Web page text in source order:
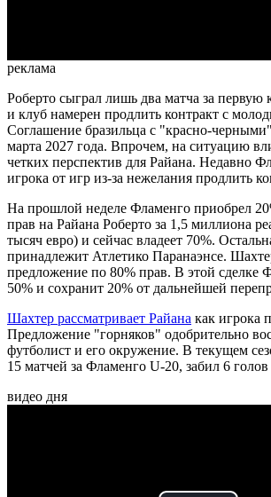
реклама
Роберто сыграл лишь два матча за первую
и клуб намерен продлить контракт с
Соглашение бразильца с "красно-
марта 2027 года. Впрочем, на ситуацию
четких перспектив для Райана. Недавно
игрока от игр из-за нежелания продлить
На прошлой неделе Фламенго приобрел
прав на Райана Роберто за 1,5 миллиона
тысяч евро) и сейчас владеет 70%.
принадлежит Атлетико Паранаэнсе.
предложение по 80% прав. В этой сделке
50% и сохранит 20% от дальнейшей
Шахтер рассматривает Райана как игрока
Предложение "горняков" одобрительно
футболист и его окружение. В текущем
15 матчей за Фламенго U-20, забил 6 голов
видео дня